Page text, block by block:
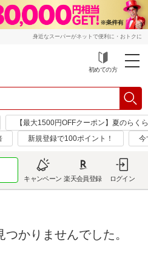
身近なスーパーがネットで便利に・おトクに
初めての方
【最大1500円OFFクーポン】夏のらく
新規登録で100ポイント！ 今
キャンペーン 楽天会員登録 ログイン
かりませんでした。